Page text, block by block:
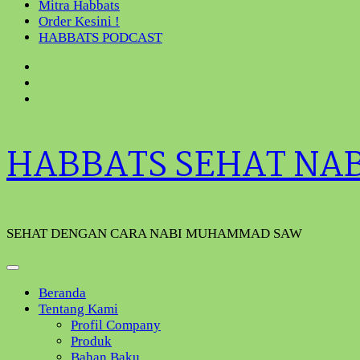
Mitra Habbats
Order Kesini !
HABBATS PODCAST
HABBATS SEHAT
SEHAT DENGAN CARA NABI MUHAMMAD SAW
Beranda
Tentang Kami
Profil Company
Produk